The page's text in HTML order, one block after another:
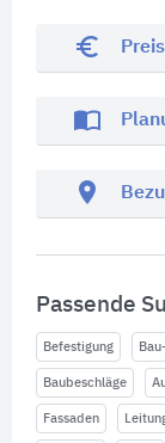
euro_symbol
import_contacts
location_on
Passende
Befestigung
Baubeschläge
Fassaden